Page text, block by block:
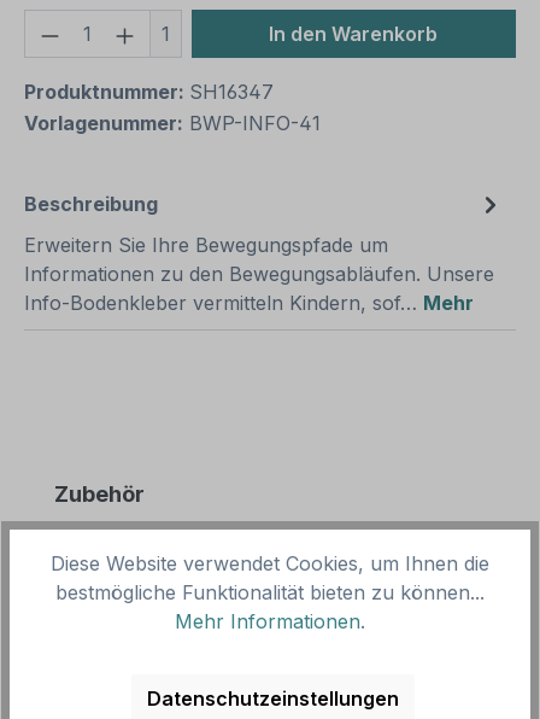
Produkt Anzahl: Gib den
1 In den Warenkorb
Produktnummer: SH16347
Vorlagenummer: BWP-INFO-41
Beschreibung
Erweitern Sie Ihre Bewegungspfade um
Informationen zu den Bewegungsabläufen. Unsere
Info-Bodenkleber vermitteln Kindern, sof… Mehr
Produktgalerie überspringen
Zubehör
Diese Website verwendet Cookies, um Ihnen die
bestmögliche Funktionalität bieten zu können...
Mehr Informationen.
Datenschutzeinstellungen